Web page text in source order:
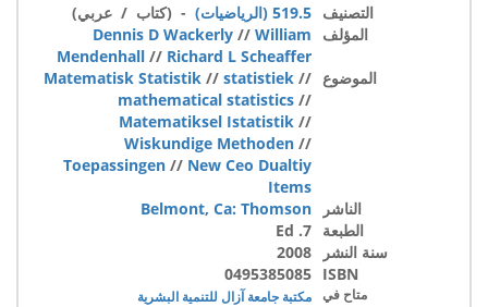
التصنيف 519.5 (الرياضيات)
- (كتاب / عربي)
المؤلف
Dennis D Wackerly // William
Mendenhall // Richard L Scheaffer
الموضوع
Matematisk Statistik // statistiek //
mathematical statistics //
Matematiksel Istatistik //
Wiskundige Methoden //
Toepassingen // New Ceo Dualtiy
Items
الناشر
Belmont, Ca: Thomson
الطبعة 7. Ed
سنة النشر
2008
ISBN
0495385085
متاح في مكتبة جامعة آزال للتنمية البشرية